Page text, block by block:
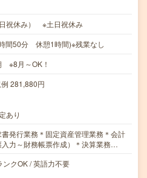
祝休み） ※土日祝休み
間50分 休憩1時間)※残業なし
※8月～OK！
281,880円
あり
発行業務＊固定資産管理業務＊会計
入力～財務帳票作成）＊決算業務…
クOK / 英語力不要